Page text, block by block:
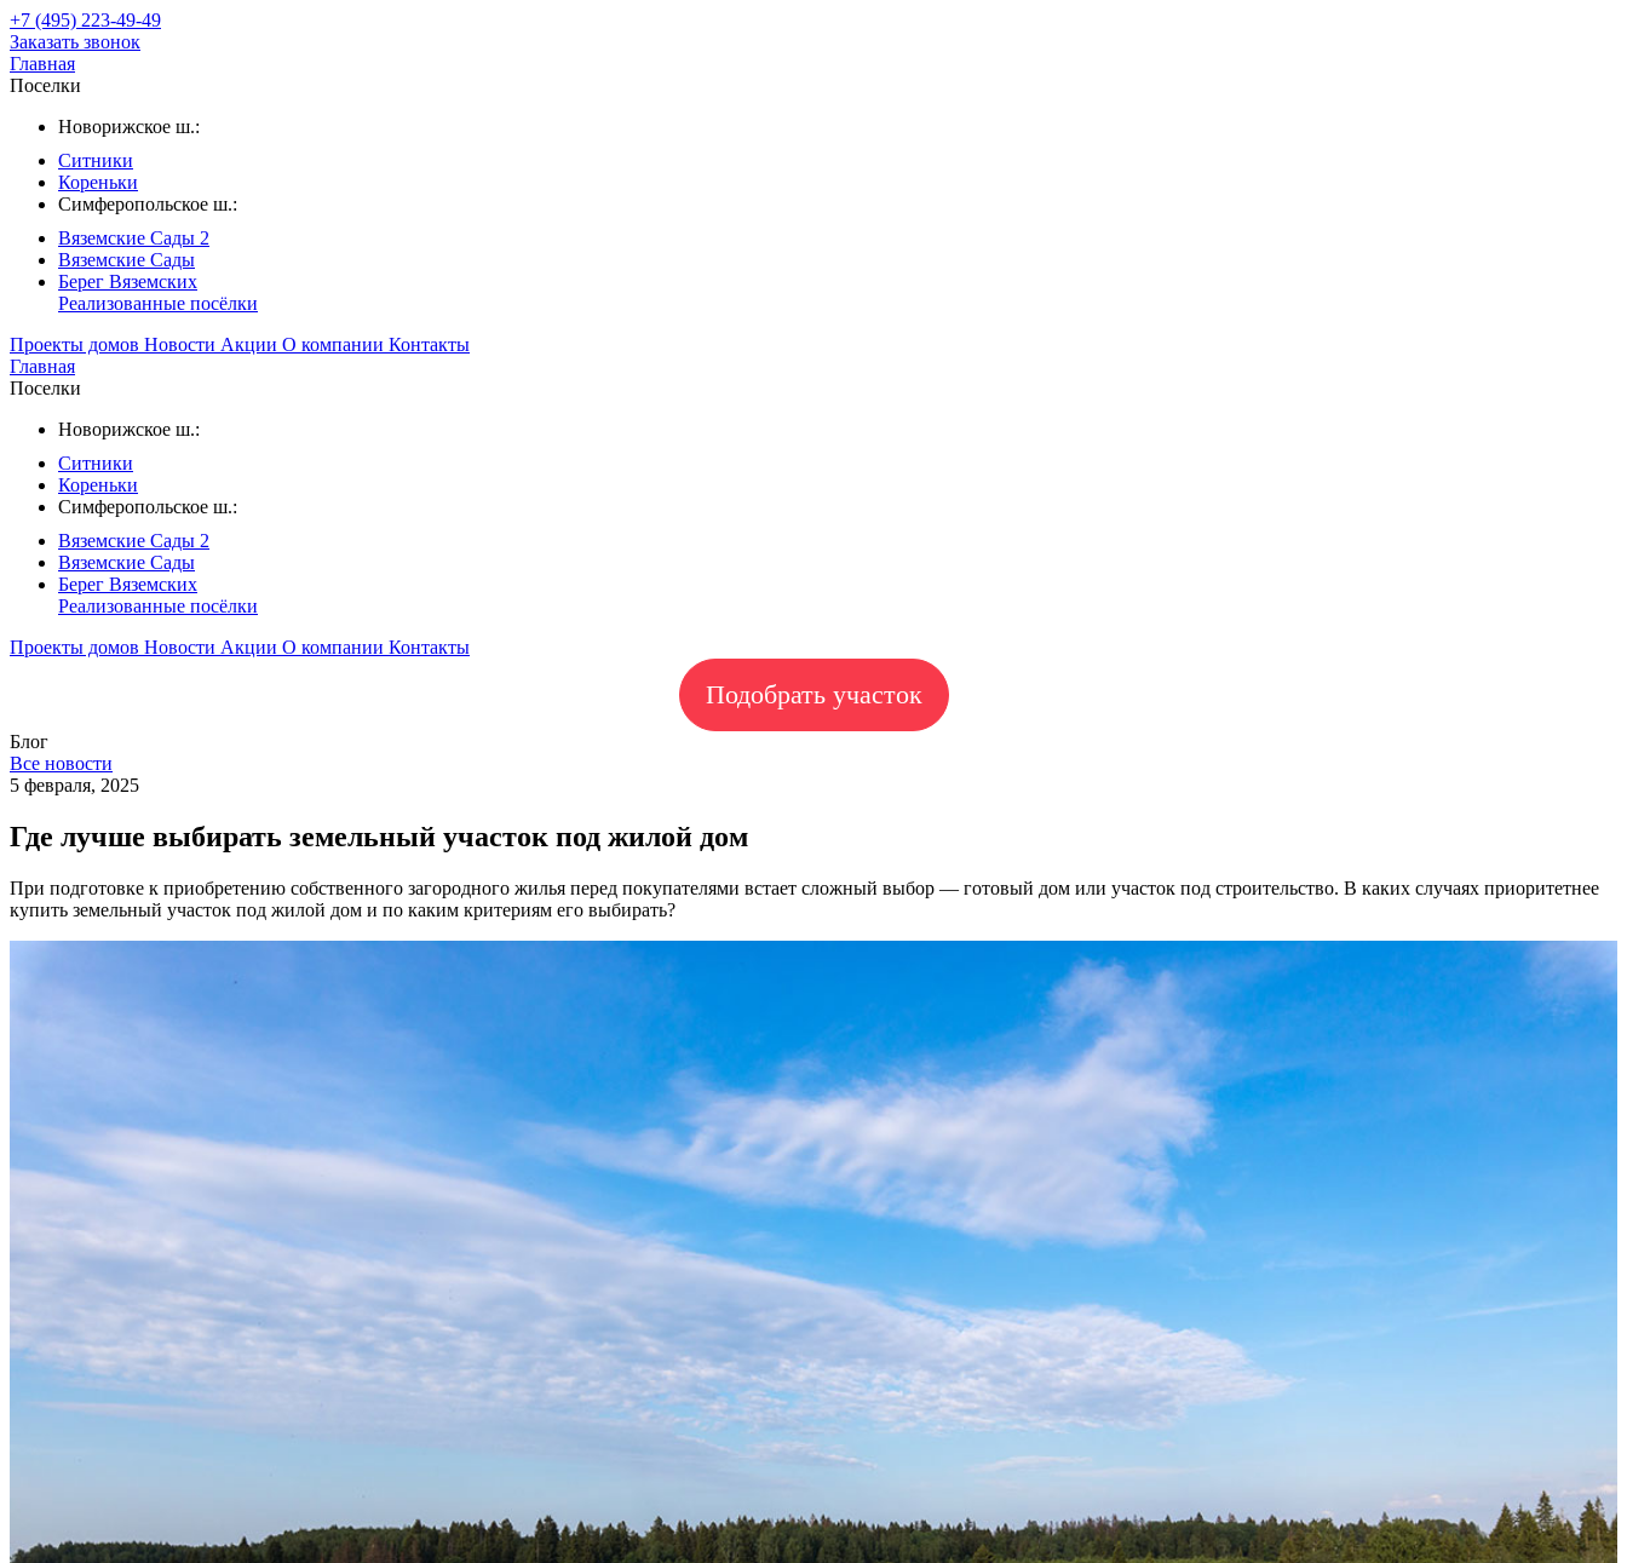
+7 (495) 223-49-49
Заказать звонок
Главная
Поселки
Новорижское ш.:
Ситники
Кореньки
Симферопольское ш.:
Вяземские Сады 2
Вяземские Сады
Берег Вяземскиx
Реализованные посёлки
Проекты домов Новости Акции О компании Контакты
Главная
Поселки
Новорижское ш.:
Ситники
Кореньки
Симферопольское ш.:
Вяземские Сады 2
Вяземские Сады
Берег Вяземскиx
Реализованные посёлки
Проекты домов Новости Акции О компании Контакты
Подобрать участок
Блог
Все новости
5 февраля, 2025
Где лучше выбирать земельный участок под жилой дом
При подготовке к приобретению собственного загородного жилья перед покупателями встает сложный выбор — готовый дом или участок под строительство. В каких случаях приоритетнее
купить земельный участок под жилой дом и по каким критериям его выбирать?